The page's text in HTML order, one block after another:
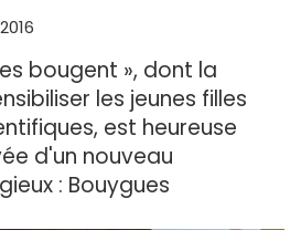
bougent », dont la
les jeunes filles
est heureuse
d'un nouveau
: Bouygues